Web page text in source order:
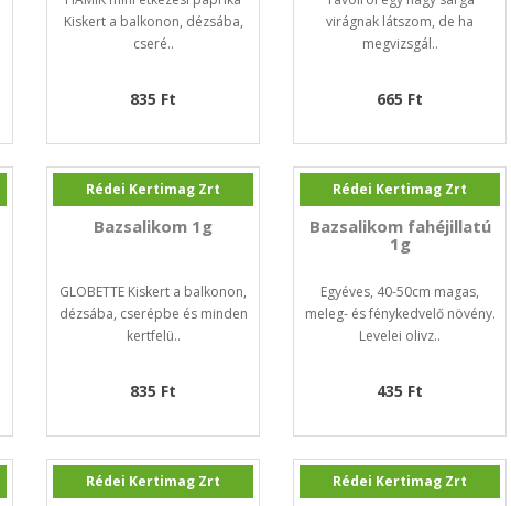
Kiskert a balkonon, dézsába,
cseré..
835 Ft
virágnak látszom, de ha
megvizsgál..
665 Ft
Rédei Kertimag Zrt
Bazsalikom 1g
GLOBETTE Kiskert a balkonon,
dézsába, cserépbe és minden
kertfelü..
835 Ft
Rédei Kertimag Zrt
Bazsalikom fahéjillatú
1g
Egyéves, 40-50cm magas,
meleg- és fénykedvelő növény.
Levelei olivz..
435 Ft
Rédei Kertimag Zrt Rédei Kertimag Zrt